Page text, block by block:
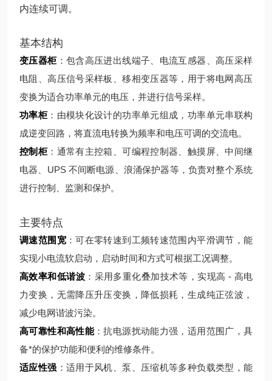
内连续可调。
基本结构
变压器柜：包含高压进出线端子、电流互感器、高压采样
电阻、高压信号采样板、移相变压器等，用于将电网高压
变换为适合功率单元的电压，并进行信号采样。
功率柜：由模块化设计的功率单元组成，功率单元串联构
成逆变回路，将直流电转换为频率和电压可调的交流电。
控制柜：通常有主控箱、可编程控制器、触摸屏、中间继
电器、UPS 不间断电源、浪涌保护器等，负责对整个系统
进行控制、监测和保护。
主要特点
调速范围宽：可在零转速到工频转速范围内平滑调节，能
实现小电流软启动，启动时间和方式可根据工况调整。
高效率和低谐波 ：采用多重化叠加技术等，实现高 - 高电
力变换，无需降压升压变换，降低损耗，生成纯正弦波，
减少电网谐波污染。
高可靠性和高性能：抗电源扰动能力强，适用范围广，具
备*的保护功能和便利的维修条件。
适应性强 ：适用于风机、泵、压缩机等多种负载类型，能